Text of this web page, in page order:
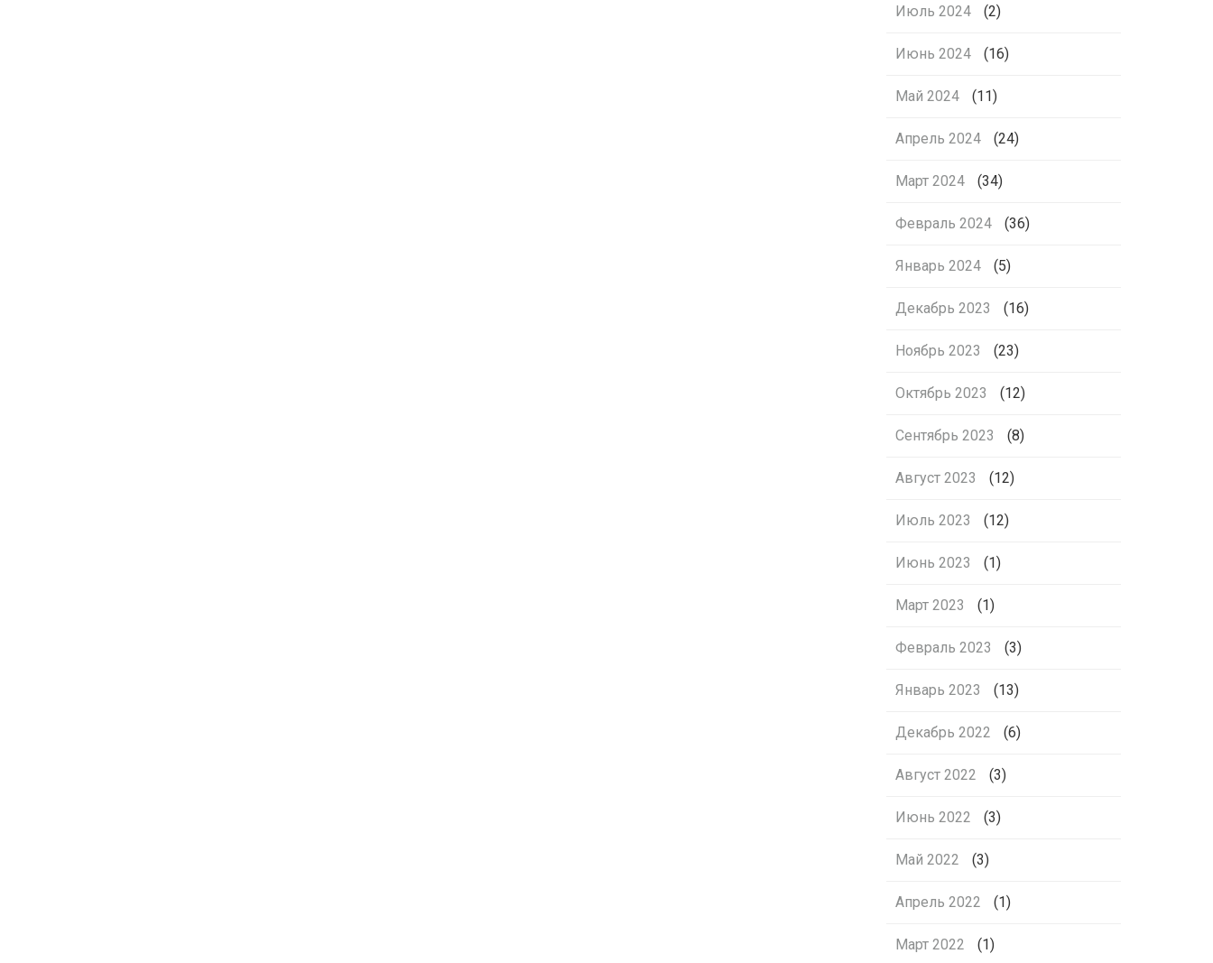
Июль 2024 (2)
Июнь 2024 (16)
Май 2024 (11)
Апрель 2024 (24)
Март 2024 (34)
Февраль 2024 (36)
Январь 2024 (5)
Декабрь 2023 (16)
Ноябрь 2023 (23)
Октябрь 2023 (12)
Сентябрь 2023 (8)
Август 2023 (12)
Июль 2023 (12)
Июнь 2023 (1)
Март 2023 (1)
Февраль 2023 (3)
Январь 2023 (13)
Декабрь 2022 (6)
Август 2022 (3)
Июнь 2022 (3)
Май 2022 (3)
Апрель 2022 (1)
Март 2022 (1)